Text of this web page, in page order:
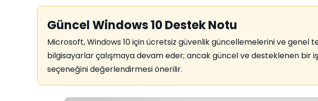
Güncel Windows 10 Destek Notu
Microsoft, Windows 10 için ücretsiz güvenlik güncellemelerini ve genel
bilgisayarlar çalışmaya devam eder; ancak güncel ve desteklenen bir
seçeneğini değerlendirmesi önerilir.